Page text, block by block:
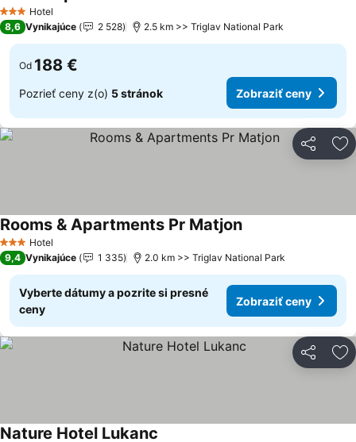
3 Počet hviezdičiek
Hotel
8,6 Vynikajúce 2 528 2.5 km >> Triglav National Park
Od 188 €
Pozrieť ceny z(o) 5 stránok Zobraziť ceny
Zdieľať
3 Počet hviezdičiek
Hotel
Rooms & Apartments Pr Matjon
9,4 Vynikajúce 1 335 2.0 km >> Triglav National Park
Vyberte dátumy a pozrite si presné
ceny
Zobraziť ceny
Zdieľať
Nature Hotel Lukanc